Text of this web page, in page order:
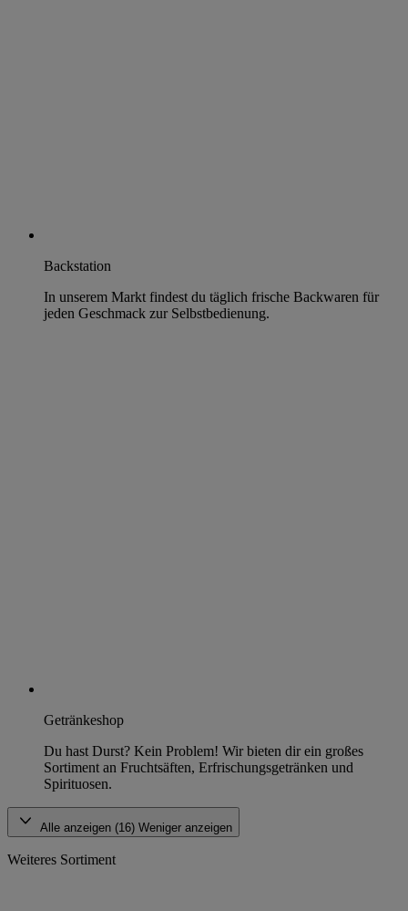
Backstation
In unserem Markt findest du täglich frische Backwaren für
jeden Geschmack zur Selbstbedienung.
Getränkeshop
Du hast Durst? Kein Problem! Wir bieten dir ein großes
Sortiment an Fruchtsäften, Erfrischungsgetränken und
Spirituosen.
Alle anzeigen (16) Weniger anzeigen
Weiteres Sortiment